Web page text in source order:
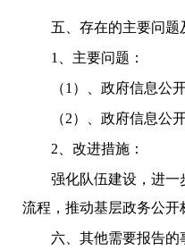
五、存在的主要问题
1
、主要问题：
（1 ）
、政府信息公
（2）
、政府信息公
2 、改进措施：
强化队伍建设，进一
流程，推动基层政务公
六、其他需要报告的